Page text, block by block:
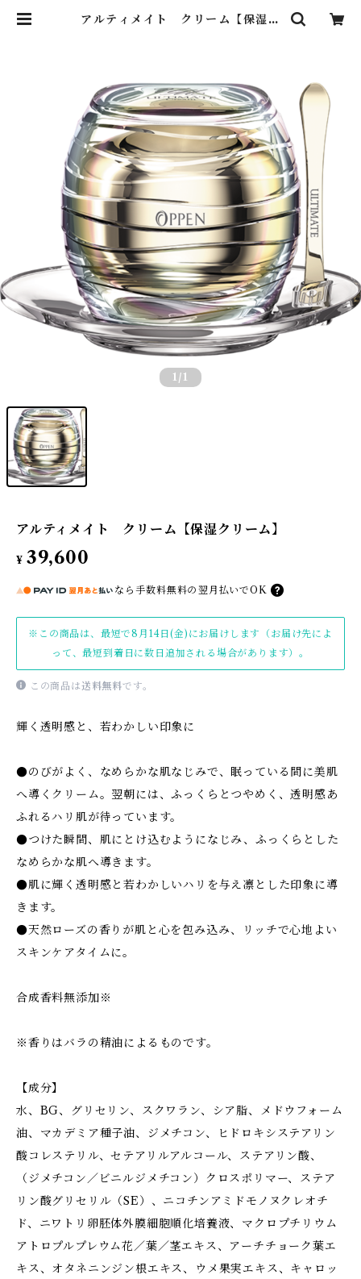
アルティメイト クリーム【保湿ク
1 /1
アルティメイト クリーム【保湿クリーム】
¥ 39,600
なら 手数料無料の 翌月払いでOK
※この商品は、最短で8月14日(金)にお届けします（お届け先によ
って、最短到着日に数日追加される場合があります）。
この商品は送料無料です。
輝く透明感と、若わかしい印象に
●のびがよく、なめらかな肌なじみで、眠っている間に美肌
へ導くクリーム。翌朝には、ふっくらとつやめく、透明感あ
ふれるハリ肌が待っています。
●つけた瞬間、肌にとけ込むようになじみ、ふっくらとした
なめらかな肌へ導きます。
●肌に輝く透明感と若わかしいハリを与え凛とした印象に導
きます。
●天然ローズの香りが肌と心を包み込み、リッチで心地よい
スキンケアタイムに。
合成香料無添加※
※香りはバラの精油によるものです。
【成分】
水、BG、グリセリン、スクワラン、シア脂、メドウフォーム
油、マカデミア種子油、ジメチコン、ヒドロキシステアリン
酸コレステリル、セテアリルアルコール、ステアリン酸、
（ジメチコン／ビニルジメチコン）クロスポリマー、ステア
リン酸グリセリル（SE）、ニコチンアミドモノヌクレオチ
ド、ニワトリ卵胚体外膜細胞順化培養液、マクロプチリウム
アトロプルプレウム花／葉／茎エキス、アーチチョーク葉エ
キス、オタネニンジン根エキス、ウメ果実エキス、キャロッ